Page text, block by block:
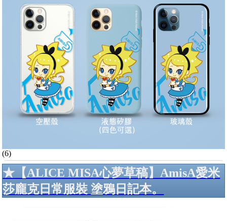
(6)
★【ALICE MISA心夢草稿】AmisA愛米
莎龐克日常服裝 塗鴉日記本。